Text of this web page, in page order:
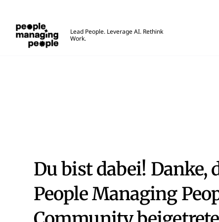
Lead People. Leverage AI. Rethink
Work.
Du bist dabei! Danke,
People Managing